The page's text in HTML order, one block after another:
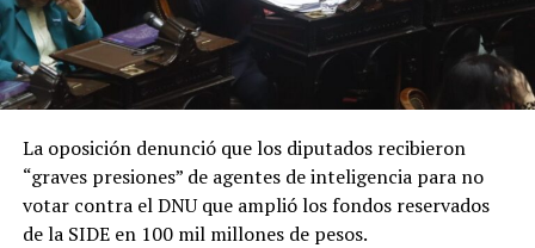
La oposición denunció que los diputados recibieron
“graves presiones” de agentes de inteligencia para no
votar contra el DNU que amplió los fondos reservados
de la SIDE en 100 mil millones de pesos.